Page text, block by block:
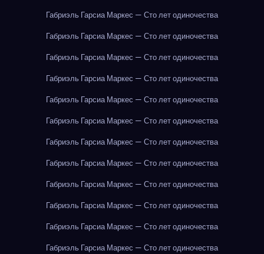
Габриэль Гарсиа Маркес — Сто лет одиночества
Габриэль Гарсиа Маркес — Сто лет одиночества
Габриэль Гарсиа Маркес — Сто лет одиночества
Габриэль Гарсиа Маркес — Сто лет одиночества
Габриэль Гарсиа Маркес — Сто лет одиночества
Габриэль Гарсиа Маркес — Сто лет одиночества
Габриэль Гарсиа Маркес — Сто лет одиночества
Габриэль Гарсиа Маркес — Сто лет одиночества
Габриэль Гарсиа Маркес — Сто лет одиночества
Габриэль Гарсиа Маркес — Сто лет одиночества
Габриэль Гарсиа Маркес — Сто лет одиночества
Габриэль Гарсиа Маркес — Сто лет одиночества